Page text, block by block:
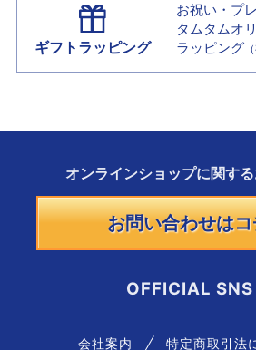
ギフトラッピング
お祝い・プ
タムタムオ
ラッピング
オンラインショップに関する
お問い合わせは
OFFICIAL SNS
会社案内 特定商取引法